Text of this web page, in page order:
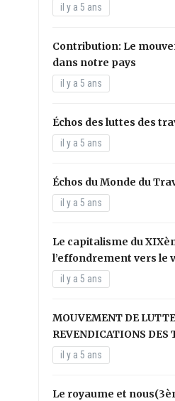
il y a 5 ans
Contribution: Le
dans notre pays
il y a 5 ans
Échos des luttes des
il y a 5 ans
Échos du Monde du
il y a 5 ans
Le capitalisme du
l’effondrement vers le
il y a 5 ans
MOUVEMENT DE
REVENDICATIONS DES
il y a 5 ans
Le royaume et